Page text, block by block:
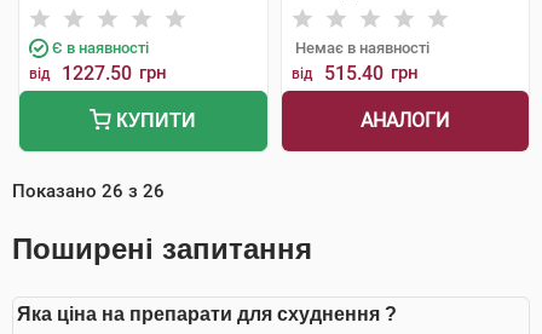
Є в наявності
від 1227.50 грн
КУПИТИ
Немає в наявності
від 515.40 грн
АНАЛОГИ
Показано 26 з 26
Поширені запитання
Яка ціна на препарати для схуднення ?